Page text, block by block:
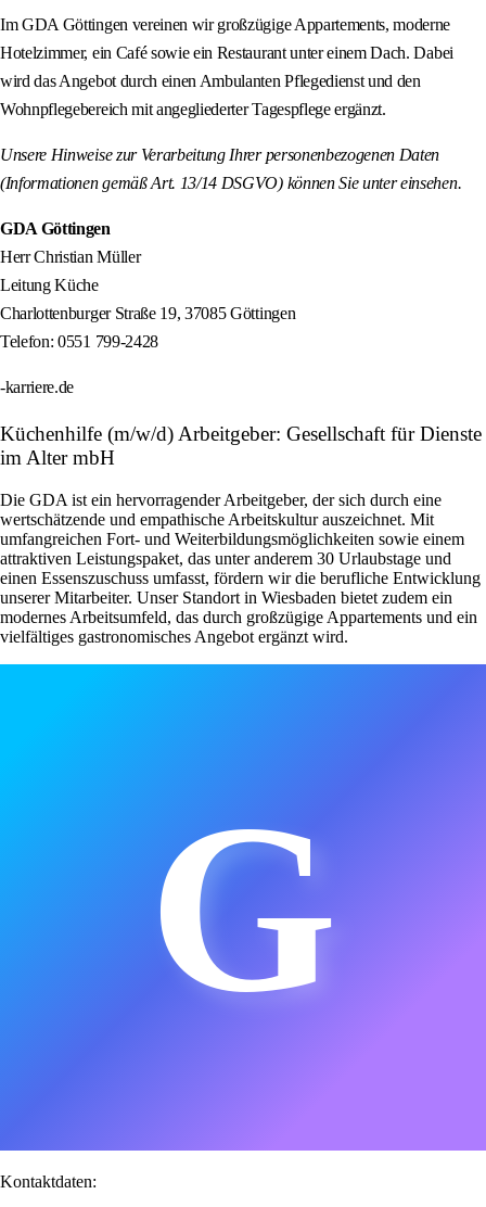
Im GDA Göttingen vereinen wir großzügige Appartements, moderne
Hotelzimmer, ein Café sowie ein Restaurant unter einem Dach. Dabei
wird das Angebot durch einen Ambulanten Pflegedienst und den
Wohnpflegebereich mit angegliederter Tagespflege ergänzt.
Unsere Hinweise zur Verarbeitung Ihrer personenbezogenen Daten
(Informationen gemäß Art. 13/14 DSGVO) können Sie unter einsehen.
GDA Göttingen
Herr Christian Müller
Leitung Küche
Charlottenburger Straße 19, 37085 Göttingen
Telefon: 0551 799-2428
-karriere.de
Küchenhilfe (m/w/d) Arbeitgeber: Gesellschaft für Dienste
im Alter mbH
Die GDA ist ein hervorragender Arbeitgeber, der sich durch eine
wertschätzende und empathische Arbeitskultur auszeichnet. Mit
umfangreichen Fort- und Weiterbildungsmöglichkeiten sowie einem
attraktiven Leistungspaket, das unter anderem 30 Urlaubstage und
einen Essenszuschuss umfasst, fördern wir die berufliche Entwicklung
unserer Mitarbeiter. Unser Standort in Wiesbaden bietet zudem ein
modernes Arbeitsumfeld, das durch großzügige Appartements und ein
vielfältiges gastronomisches Angebot ergänzt wird.
G
Kontaktdaten: